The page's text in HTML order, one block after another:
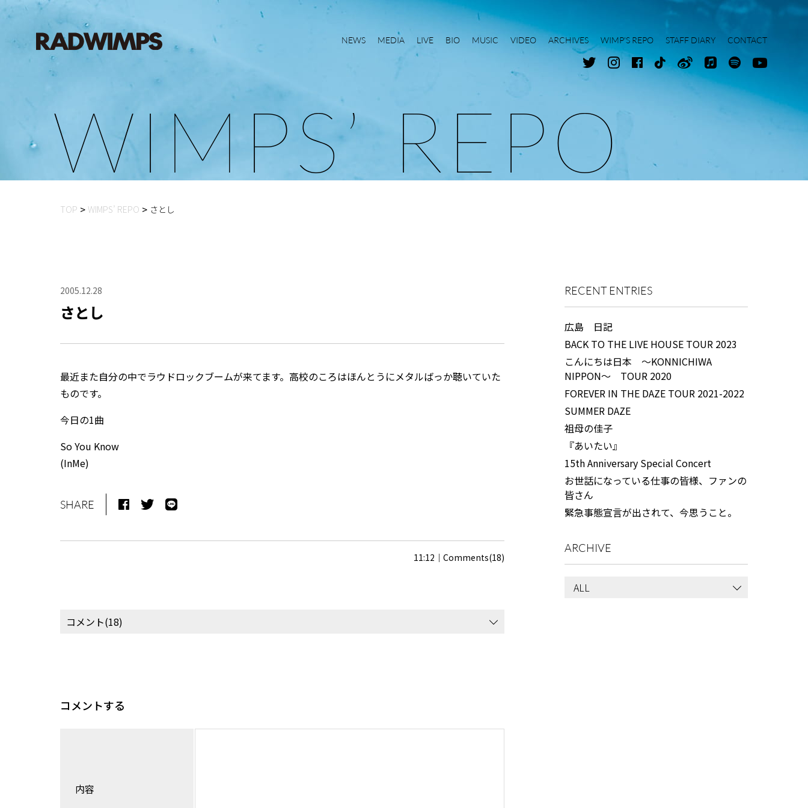
NEWS MEDIA LIVE BIO MUSIC VIDEO ARCHIVES WIMP'S REPO STAFF DIARY CONTACT
W IMPS’ R E PO
TOP WIMPS’ REPO さとし
2005.12.28
さとし
最近また自分の中でラウドロックブームが来てます。高校のころはほんとうにメタルばっか聴いていた
ものです。
今日の1曲
So You Know
(InMe)
SHARE
11:12 Comments(18)
コメント(18)
コメントする
内容
RECENT ENTRIES
広島 日記
BACK TO THE LIVE HOUSE TOUR 2023
こんにちは日本 ～KONNICHIWA
NIPPON～ TOUR 2020
FOREVER IN THE DAZE TOUR 2021-2022
SUMMER DAZE
祖母の佳子
『あいたい』
15th Anniversary Special Concert
お世話になっている仕事の皆様、ファンの
皆さん
緊急事態宣言が出されて、今思うこと。
ARCHIVE
ALL